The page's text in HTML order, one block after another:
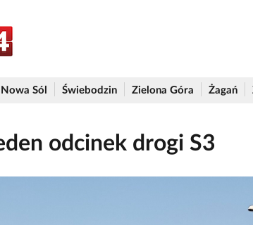
Nowa Sól Świebodzin Zielona Góra Żagań
odcinek drogi S3